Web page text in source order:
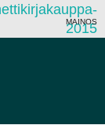
MAINOS